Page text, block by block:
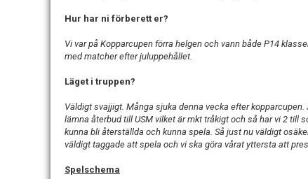
Hur har ni förberett er?
Vi var på Kopparcupen förra helgen och vann både P14
med matcher efter juluppehållet.
Läget i truppen?
Väldigt svajjigt. Många sjuka denna vecka efter
lämna återbud till USM vilket är mkt tråkigt och så har vi 2 till
kunna bli återställda och kunna spela. Så just nu väldigt
väldigt taggade att spela och vi ska göra vårat yttersta att
Spelschema